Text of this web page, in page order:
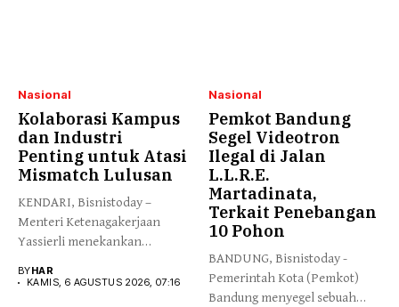
Nasional
Kolaborasi Kampus
dan Industri
Penting untuk Atasi
Mismatch Lulusan
KENDARI, Bisnistoday –
Menteri Ketenagakerjaan
Yassierli menekankan
lebih erat...
BYHAR
KAMIS, 6 AGUSTUS 2026, 07:16
Nasional
Pemkot Bandung
Segel Videotron
Ilegal di Jalan
L.L.R.E.
Martadinata,
Terkait Penebangan
10 Pohon
BANDUNG, Bisnistoday -
Pemerintah Kota (Pemkot)
Bandung menyegel sebuah